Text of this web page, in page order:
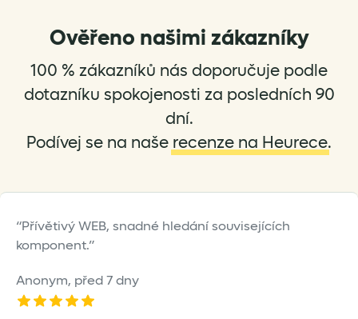
the
page
the
product
page
Ověřeno našimi zákazníky
100 % zákazníků nás doporučuje podle
dotazníku spokojenosti za posledních 90
dní.
Podívej se na naše recenze na Heurece.
Přívětivý WEB, snadné hledání souvisejících
komponent.
Anonym, před 7 dny